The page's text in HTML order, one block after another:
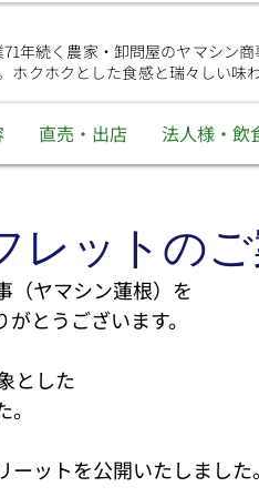
年続く農家・卸問屋のヤマシン
ホクホクとした食感と瑞々しい味
直売・出店 法人様・飲
レットの
（ヤマシン蓮根）を
とうございます。
とした
ットを公開いたしました。